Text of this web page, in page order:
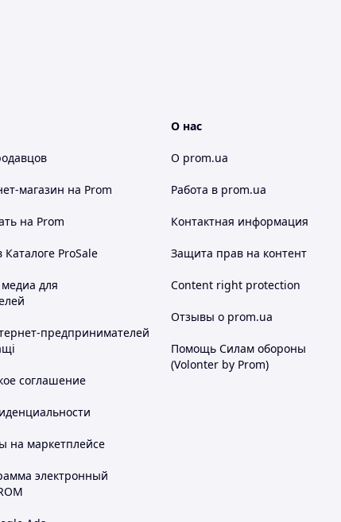
магазин на Prom
на Prom
ProSale
для
предпринимателей
соглашение
на маркетплейсе
электронный
О нас
О prom.ua
Работа в prom.ua
Контактная информация
Защита прав на контент
Content right protection
Отзывы о prom.ua
Помощь Силам обороны
(Volonter by Prom)